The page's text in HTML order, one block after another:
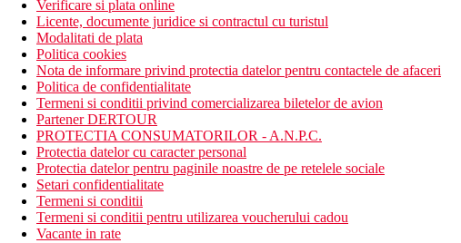
Verificare si plata online
Licente, documente juridice si contractul cu turistul
Modalitati de plata
Politica cookies
Nota de informare privind protectia datelor pentru contactele de afaceri
Politica de confidentialitate
Termeni si conditii privind comercializarea biletelor de avion
Partener DERTOUR
PROTECTIA CONSUMATORILOR - A.N.P.C.
Protectia datelor cu caracter personal
Protectia datelor pentru paginile noastre de pe retelele sociale
Setari confidentialitate
Termeni si conditii
Termeni si conditii pentru utilizarea voucherului cadou
Vacante in rate